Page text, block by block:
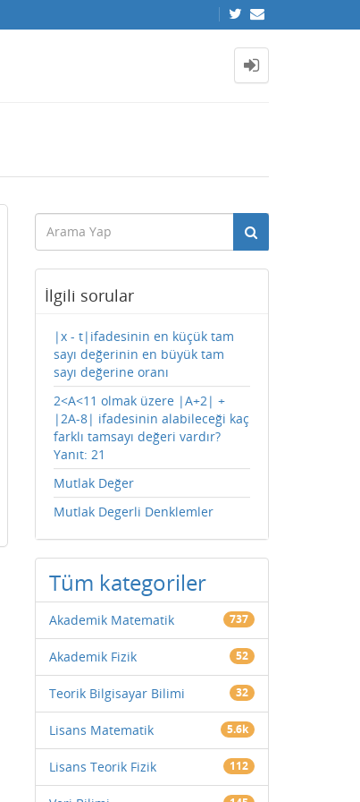
İlgili sorular
|x - t|ifadesinin en küçük tam
sayı değerinin en büyük tam
sayı değerine oranı
2<A<11 olmak üzere |A+2| +
|2A-8| ifadesinin alabileceği kaç
farklı tamsayı değeri vardır?
Yanıt: 21
Mutlak Değer
Mutlak Degerli Denklemler
Tüm kategoriler
Akademik Matematik 737
Akademik Fizik 52
Teorik Bilgisayar Bilimi 32
Lisans Matematik 5.6k
Lisans Teorik Fizik 112